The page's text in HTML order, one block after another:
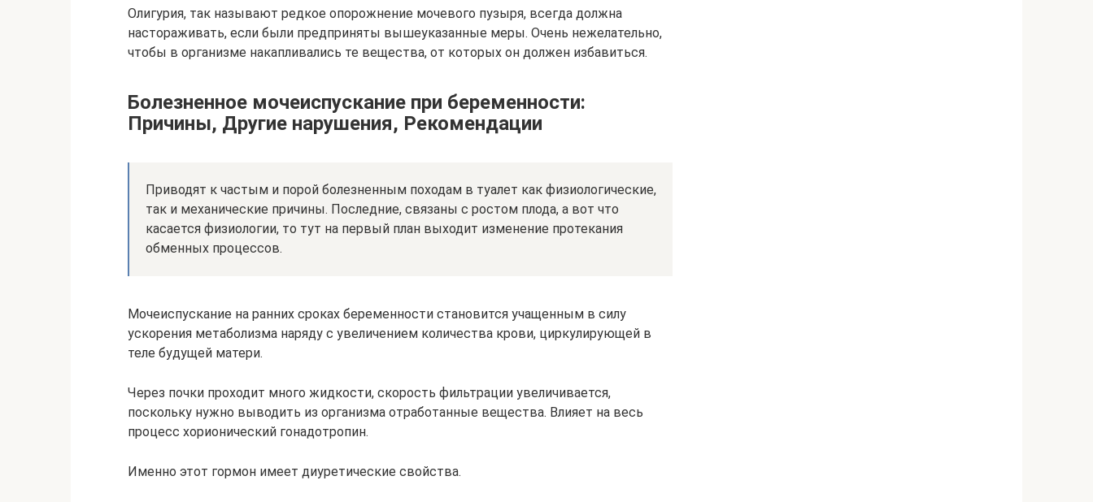
Олигурия, так называют редкое опорожнение мочевого пузыря, всегда должна
настораживать, если были предприняты вышеуказанные меры. Очень нежелательно,
чтобы в организме накапливались те вещества, от которых он должен избавиться.
Болезненное мочеиспускание при беременности:
Причины, Другие нарушения, Рекомендации
Приводят к частым и порой болезненным походам в туалет как физиологические,
так и механические причины. Последние, связаны с ростом плода, а вот что
касается физиологии, то тут на первый план выходит изменение протекания
обменных процессов.
Мочеиспускание на ранних сроках беременности становится учащенным в силу
ускорения метаболизма наряду с увеличением количества крови, циркулирующей в
теле будущей матери.
Через почки проходит много жидкости, скорость фильтрации увеличивается,
поскольку нужно выводить из организма отработанные вещества. Влияет на весь
процесс хорионический гонадотропин.
Именно этот гормон имеет диуретические свойства.